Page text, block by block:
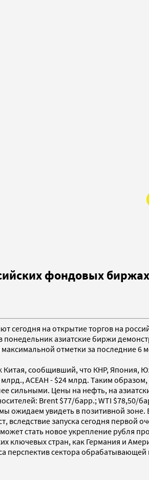
фондовых
сегодня на открытие торгов на
азиатские биржи
отметки за последние
сообщивший, что КНР, Япония,
АСЕАН - $24 млрд. Таким
сильными. Цены на нефть, на
Brent $77/барр.; WTI $78,50/
ожидаем увидеть в позитивной
вследствие запуска сегодня
стать новое укрепление рубля
ключевых стран, как Германия и
перспектив сектора